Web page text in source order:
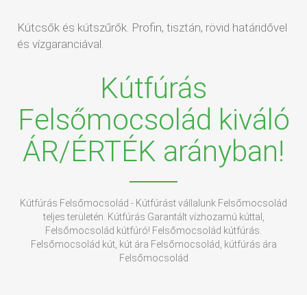
Kútcsők és kútszűrők. Profin, tisztán, rövid határidővel
és vízgaranciával.
Kútfúrás
Felsőmocsolád kiváló
ÁR/ÉRTÉK arányban!
Kútfúrás Felsőmocsolád - Kútfúrást vállalunk Felsőmocsolád
teljes területén. Kútfúrás Garantált vízhozamú kúttal,
Felsőmocsolád kútfúró! Felsőmocsolád kútfúrás.
Felsőmocsolád kút, kút ára Felsőmocsolád, kútfúrás ára
Felsőmocsolád